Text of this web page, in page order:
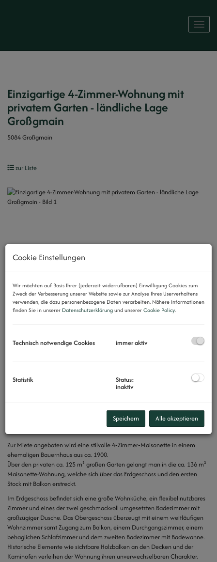
Einzigartige 4-Zimmer-Wohnung mit
privatem Garten - ländliche Lage
Großgmain
5084 Großgmain
zur Liste
Zur Miete angeboten wird eine stilvolle 4‑Zimmer‑Maisonette in einem
ehemaligen Bauernhaus aus ca. 1900.
Über den privaten ca. 125 m² großen Garten gelangt man in die ca. 136 m²
Maisonette-Wohnung, welche sich über das Erdgeschoss und den ersten
Stock mit Balkon erstreckt.
Im Erdgeschoss befindet sich eine große Wohnküche, ein flexibel nutzbares
Zimmer und eines der zwei geschmackvoll umgesetzten Badezimmer mit
großzügiger Dusche. Das Obergeschoss überzeugt mit einem weitläufigen
Wohnzimmer samt Zugang zum Balkon, einem Durchgangszimmer, einem
behaglichen Schlafzimmer und dem zweiten Badezimmer mit Badewanne.
Historische Elemente wie sichtbare Holzbalken an den Decken und der
Kaminofen verleihen der Wohnung ihren unverwechselbaren Charakter.
Cookie Einstellungen
Wir möchten auf Basis Ihrer (jederzeit widerrufbaren) Einwilligung Cookies zum
Zweck der Verbesserung unserer Website sowie zur Analyse Ihres Userverhaltens
verwenden, die dazu personenbezogene Daten verarbeiten. Nähere Informationen
finden Sie in unserer Datenschutzerklärungund unsererCookie Policy.
Technisch notwendige Cookies immer aktiv
Statistik Status:
inaktiv
Speichern Alle akzeptieren